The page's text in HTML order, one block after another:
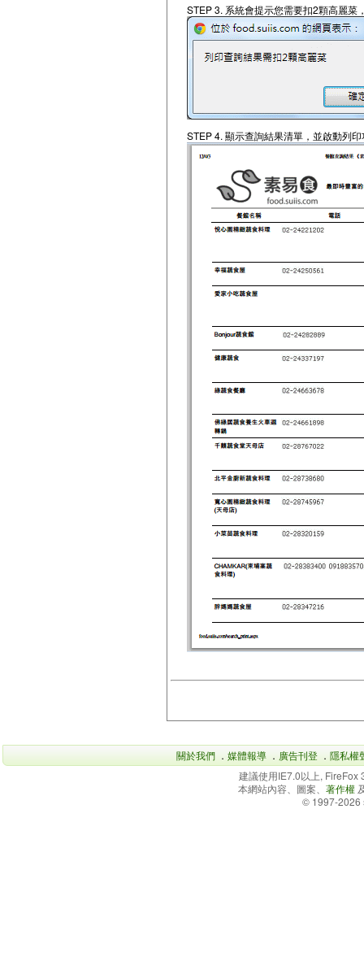
STEP 3. 系統會提示您需要扣2顆高麗菜
STEP 4. 顯示查詢結果清單，並啟動列
關於我們 ． 媒體報導 ． 廣告刊登 ． 隱私權
建議使用IE7.0以上,
本網站內容、圖案、 著作權
© 1997-2026